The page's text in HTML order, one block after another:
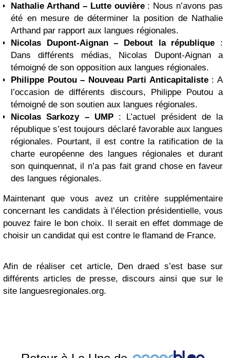
Nathalie Arthand – Lutte ouvière: Nous n’avons pas
été en mesure de déterminer la position de Nathalie
Arthand par rapport aux langues régionales.
Nicolas Dupont-Aignan– Debout la république :
Dans différents médias, Nicolas Dupont-Aignan a
témoigné de son opposition aux langues régionales.
Philippe Poutou – Nouveau Parti Anticapitaliste: A
l’occasion de différents discours, Philippe Poutou a
témoigné de son soutien aux langues régionales.
Nicolas Sarkozy– UMP: L’actuel président de la
république s’est toujours déclaré favorable aux langues
régionales. Pourtant, il est contre la ratification de la
charte européenne des langues régionales et durant
son quinquennat, il n’a pas fait grand chose en faveur
des langues régionales.
Maintenant que vous avez un critère supplémentaire
concernant les candidats à l’élection présidentielle, vous
pouvez faire le bon choix. Il serait en effet dommage de
choisir un candidat qui est contre le flamand de France.
Afin de réaliser cet article, Den draed s’est base sur
différents articles de presse, discours ainsi que sur le
site languesregionales.org.